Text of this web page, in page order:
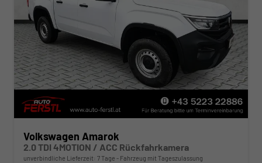
Volkswagen Amarok
2.0 TDI 4MOTION / ACC Rückfahrkamera
unverbindliche Lieferzeit: 7 Tage Fahrzeug mit Tageszulassung